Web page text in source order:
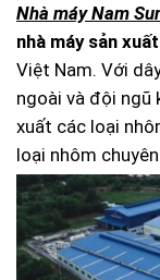
Nhà máy Nam
nhà máy sản
Việt Nam. Với
ngoài và đội ngũ
xuất các loại
loại nhôm